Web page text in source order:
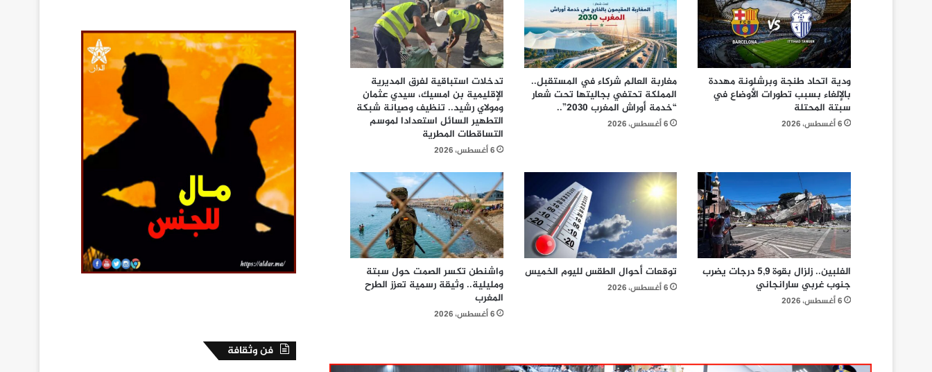
ودية اتحاد طنجة وبرشلونة مهددة
بالإلغاء بسبب تطورات الأوضاع في
سبتة المحتلة
6 أغسطس، 2026
مغاربة العالم شركاء في المستقبل..
المملكة تحتفي بجاليتها تحت شعار
“خدمة أوراش المغرب 2030”..
6 أغسطس، 2026
تدخلات استباقية لفرق المديرية
الإقليمية بن امسيك، سيدي عثمان
ومولاي رشيد.. تنظيف وصيانة شبكة
التطهير السائل استعدادا لموسم
التساقطات المطرية
6 أغسطس، 2026
الفلبين.. زلزال بقوة 5,9 درجات يضرب
جنوب غربي سارانجاني
6 أغسطس، 2026
توقعات أحوال الطقس لليوم الخميس
6 أغسطس، 2026
واشنطن تكسر الصمت حول سبتة
ومليلية.. وثيقة رسمية تعزز الطرح
المغرب
6 أغسطس، 2026
فن وثقافة